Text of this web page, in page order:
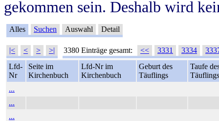
gekommen sein. Deshalb wird
Alles Suchen Auswahl Detail
|< < > >| 3380 Einträge gesamt: << 3331 3334
Lfd-
Nr
Seite im
Kirchenbuch
Lfd-Nr im
Kirchenbuch
Geburt des
Täuflings
Taufe
Täuflings
...
...
...